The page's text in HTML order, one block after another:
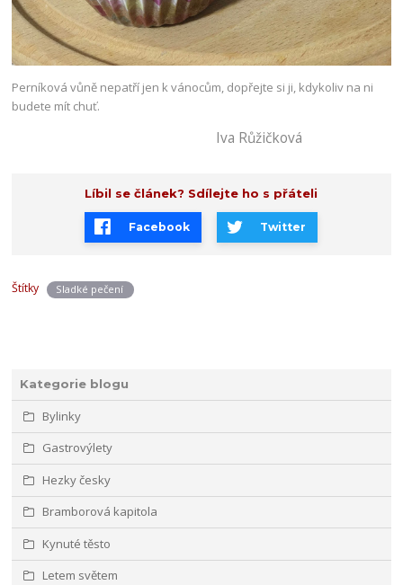
Kategorie blogu
Bylinky
Gastrovýlety
Hezky česky
Bramborová kapitola
Kynuté těsto
Letem světem
Perníková vůně nepatří jen k vánocům, dopřejte si ji, kdykoliv na ni
budete mít chuť.
Iva Růžičková
Líbil se článek? Sdílejte ho s přáteli
Facebook Twitter
Štítky Sladké pečení